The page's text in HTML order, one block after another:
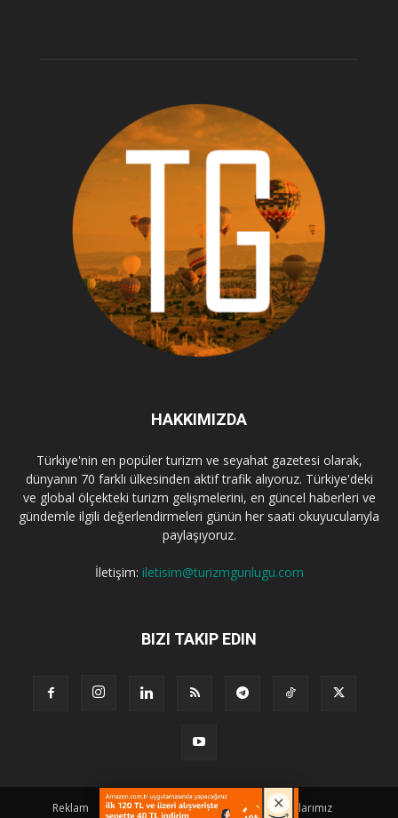
HAKKIMIZDA
Türkiye'nin en popüler turizm ve seyahat gazetesi olarak,
dünyanın 70 farklı ülkesinden aktif trafik alıyoruz. Türkiye'deki
ve global ölçekteki turizm gelişmelerini, en güncel haberleri ve
gündemle ilgili değerlendirmeleri günün her saati okuyucularıyla
paylaşıyoruz.
İletişim: iletisim@turizmgunlugu.com
BIZI TAKIP EDIN
Reklam Künye Hakkımızda Iletişim Yazarlarımız